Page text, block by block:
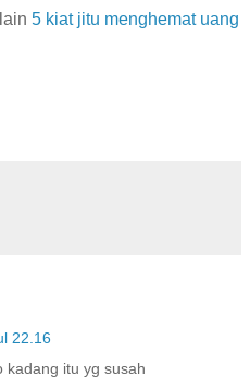
5 kiat jitu menghemat uang
22.16
kadang itu yg susah